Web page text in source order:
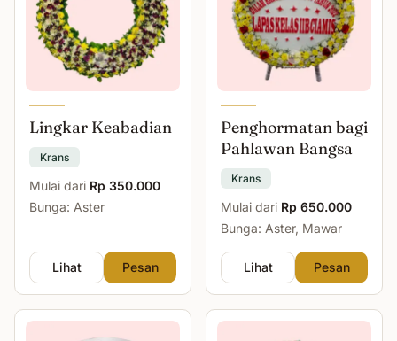
Lingkar Keabadian
Krans
Mulai dari Rp 350.000
Bunga: Aster
Lihat Pesan
Penghormatan bagi
Pahlawan Bangsa
Krans
Mulai dari Rp 650.000
Bunga: Aster, Mawar
Lihat Pesan